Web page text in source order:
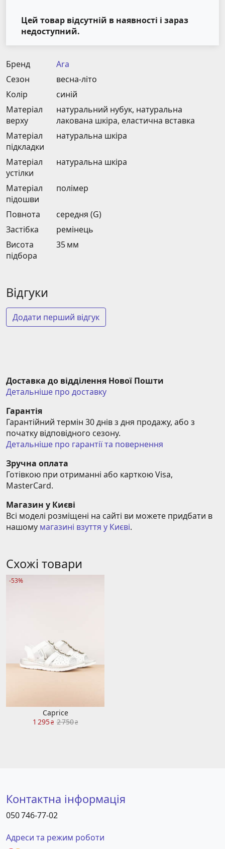
Цей товар відсутній в наявності і зараз
недоступний.
Бренд
Ara
Сезон
весна-літо
Колір
синій
Матеріал
верху
натуральний нубук, натуральна
лакована шкіра, еластична вставка
Матеріал
підкладки
натуральна шкіра
Матеріал
устілки
натуральна шкіра
Матеріал
підошви
полімер
Повнота
середня (G)
Застібка
ремінець
Висота
підбора
35 мм
Відгуки
Додати перший відгук
Доставка до відділення Нової Пошти
Детальніше про доставку
Гарантія
Гарантійний термін 30 днів з дня продажу, або з
початку відповідного сезону.
Детальніше про гарантії та повернення
Зручна оплата
Готівкою при отриманні або карткою Visa,
MasterCard.
Магазин у Києві
Всі моделі розміщені на сайті ви можете придбати в
нашому магазині взуття у Києві.
Схожі товари
-53%
Caprice
1 295₴ 2 750₴
Контактна інформація
050 746-77-02
Адреси та режим роботи